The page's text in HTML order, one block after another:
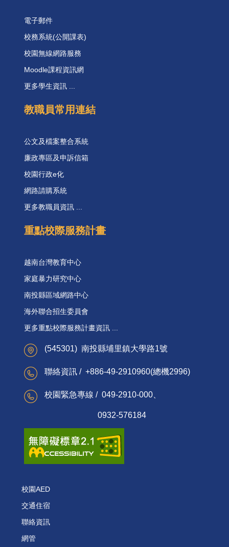
電子郵件
校務系統(公開課表)
校園無線網路服務
Moodle課程資訊網
更多學生資訊 ...
教職員常用連結
公文及檔案整合系統
廉政專區及申訴信箱
校園行政e化
網路請購系統
更多教職員資訊 ...
重點校際服務計畫
越南台灣教育中心
家庭暴力研究中心
南投縣區域網路中心
海外聯合招生委員會
更多重點校際服務計畫資訊 ...
(545301) 南投縣埔里鎮大學路1號
聯絡資訊 / +886-49-2910960(總機2996)
校園緊急專線 / 049-2910-000、
0932-576184
校園AED
交通住宿
聯絡資訊
網管